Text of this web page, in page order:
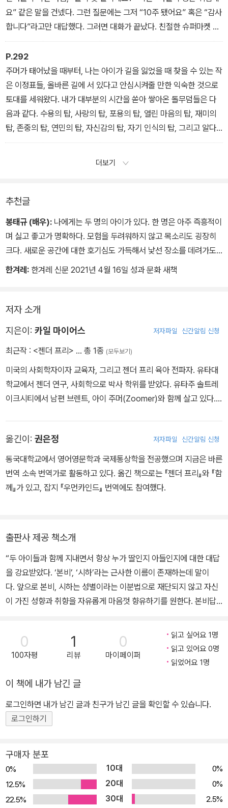
요” 같은 말을 건넸다. 그런 질문에는 그저 “10주 됐어요” 혹은 “감사
합니다”라고만 대답했다. 그러면 대화가 끝났다. 친절한 슈퍼마켓 점
원을 만날 때마다 매번 멈춰 서서 “저, 사실, 우리는 젠더 중립적인 호
칭을 쓰고 있어요” 하고 말할 생각은 없었다. 주머가 더 자라서 나에
게 어떤 호칭으로 불리고 싶은지 알려주기만 하면, 나는 온종일이 걸
리더라도 사람들이 주머의 젠더를 잘못 판단할 때마다 멈춰 서서 정
정해줄 것이다. 하지만 처음 몇 달 동안은 바나나를 사러 농산물 코너
에 갈 때마다 호칭을 지적할 정도의 여유가 없었다.
P.292
주머가 태어났을 때부터, 나는 아이가 길을 잃었을 때 찾을 수 있는 작
은 이정표들, 올바른 길에 서 있다고 안심시켜줄 만한 익숙한 것으로
토대를 세워왔다. 내가 대부분의 시간을 쏟아 쌓아온 돌무덤들은 다
음과 같다. 수용의 탑, 사랑의 탑, 포용의 탑, 열린 마음의 탑, 재미의
탑, 존중의 탑, 연민의 탑, 자신감의 탑, 자기 인식의 탑, 그리고 알다
시피 거대한 맥앤드치즈의 탑.
더보기
추천글
봉태규 (배우): 나에게는 두 명의 아이가 있다. 한 명은 아주 즉흥적이
며 싫고 좋고가 명확하다. 모험을 두려워하지 않고 목소리도 굉장히
크다. 새로운 공간에 대한 호기심도 가득해서 낯선 장소를 데려가도
내가 쫓아다니기 바쁘다. 두 번째로 소개할 아이는 수줍음이 많으며,
이보다는 집에서 조용히 무언가를 혼자 가지고 놀기를 원한다.
을 강요받았다. ‘본비’, ‘시하’라는 근사한 이름이 존재하는데 말이다.
앞으로 본비, 시하는 성별이라는 이분법으로 재단되지 않고 자신이
가진 성향과 취향을 자유롭게 마음껏 향유하기를 원한다. 본비답게,
시하답게 말이다. 이 책이 우리에게 그럴 수 있다고 근사한 근거를 제
시해준다.
한겨레: 한겨레 신문 2021년 4월 16일 성과 문화 새책
저자 소개
지은이: 카일 마이어스 저자파일 신간알림 신청
최근작 : <젠더 프리> … 총 1종 (모두보기)
미국의 사회학자이자 교육자, 그리고 젠더 프리 육아 전파자. 유타대
학교에서 젠더 연구, 사회학으로 박사 학위를 받았다. 유타주 솔트레
이크시티에서 남편 브렌트, 아이 주머(Zoomer)와 함께 살고 있다.
옮긴이: 권은정 저자파일 신간알림 신청
동국대학교에서 영어영문학과 국제통상학을 전공했으며 지금은 바른
번역 소속 번역가로 활동하고 있다. 옮긴 책으로는 『젠더 프리』와 『함
께』가 있고, 잡지 『우먼카인드』 번역에도 참여했다.
출판사 제공 책소개
“두 아이들과 함께 지내면서 항상 누가 딸인지 아들인지에 대한 대답
을 강요받았다. ‘본비’, ‘시하’라는 근사한 이름이 존재하는데 말이
다. 앞으로 본비, 시하는 성별이라는 이분법으로 재단되지 않고 자신
이 가진 성향과 취향을 자유롭게 마음껏 향유하기를 원한다. 본비답
야? 아니. 그럼 넌 뭔데? 나는 사람이야! 여자는 핑크, 남자는 파랑?
여자는 인형, 남자는 자동차? 남성성과 여성성은 타고나는 걸까, 만
답을 들려준다. 만약 우리가 어릴 적부터 남자와 여자라는 이분법을
넘어서 젠더를 자유롭게 접하도록 격려받았다면, 우리는 어떤 사람이
되었을까? 만약 사람들이 자신의 젠더를 스스로 선택할 수 있었다면,
세상은 지금 어떤 모습일까? 미국의 사회학자 카일 마이어스는 자신
이 책은 젠더 고정관념을 깨고 서로 소통하고 협력할 수 있는 방법을
가르쳐주며, 여성과 남성에 대한 상투적인 통념에 맞서 한 사람을 온
전히 그 사람으로 대하는 법을 알려준다. 『젠더 프리』는 우리가 그동
안 자연스럽게 받아들이고 당연하게 생각했던 성 고정관념에 대해 한
0
100자평
1
리뷰
0
마이페이퍼
읽고 싶어요 1명
읽고 있어요 0명
읽었어요 1명
이 책에 내가 남긴 글
로그인하면 내가 남긴 글과 친구가 남긴 글을 확인할 수 있습니다.
로그인하기
구매자 분포
0% 10대
0%
12.5%
20대
0%
22.5%
30대
2.5%